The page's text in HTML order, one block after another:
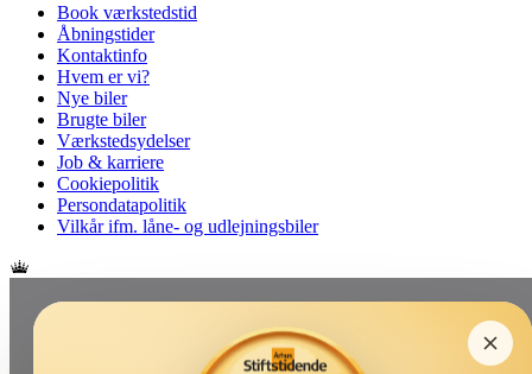
Book værkstedstid
Åbningstider
Kontaktinfo
Hvem er vi?
Nye biler
Brugte biler
Værkstedsydelser
Job & karriere
Cookiepolitik
Persondatapolitik
Vilkår ifm. låne- og udlejningsbiler